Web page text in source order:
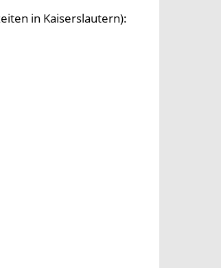
in Kaiserslautern):